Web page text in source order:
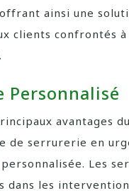
ainsi une
clients confrontés
Personnalisé
avantages
de serrurerie en
Les
dans les